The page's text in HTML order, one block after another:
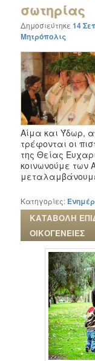
σωτηρίας
Δημοσιεύτηκε14
Μητρόπολις
Αίμα και Ύδωρ,
τρέφονται οι
της Θείας
κοινωνούμε των
Κατηγορίες:
ΚΑΤΑΒΟΛΗ
ΟΙΚΟΓΕΝΕΙΕΣ